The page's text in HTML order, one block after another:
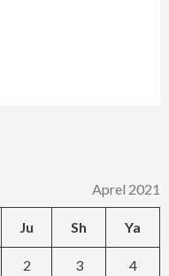
Aprel 2021
Ju Sh Ya
2 3 4